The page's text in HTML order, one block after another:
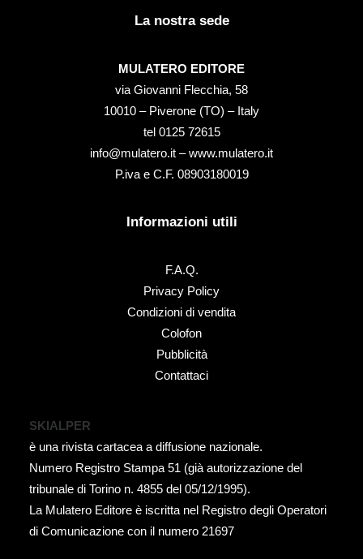
La nostra sede
MULATERO EDITORE
via Giovanni Flecchia, 58
10010 – Piverone (TO) – Italy
tel ‭0125 72615‬
info@mulatero.it –www.mulatero.it
P.iva e C.F. 08903180019
Informazioni utili
F.A.Q.
Privacy Policy
Condizioni di vendita
Colofon
Pubblicità
Contattaci
SKIALPER
è una rivista cartacea a diffusione nazionale.
Numero Registro Stampa 51 (già autorizzazione del
tribunale di Torino n. 4855 del 05/12/1995).
La Mulatero Editore è iscritta nel Registro degli Operatori
di Comunicazione con il numero 21697